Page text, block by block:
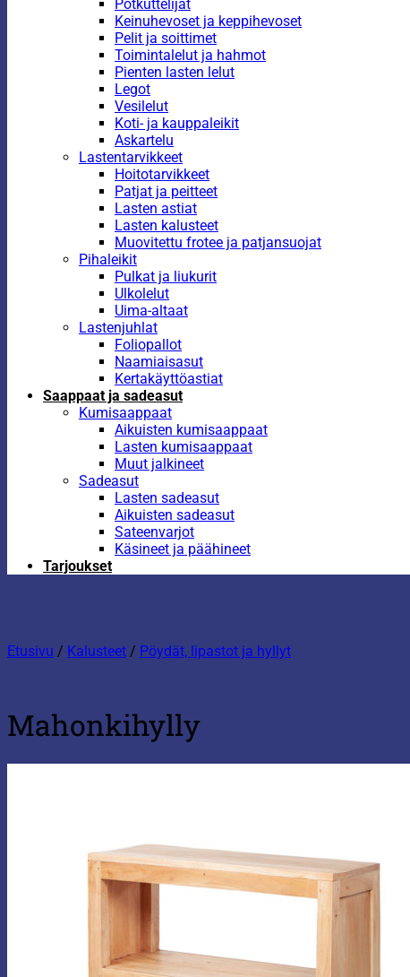
Potkuttelijat
Keinuhevoset ja keppihevoset
Pelit ja soittimet
Toimintalelut ja hahmot
Pienten lasten lelut
Legot
Vesilelut
Koti- ja kauppaleikit
Askartelu
Lastentarvikkeet
Hoitotarvikkeet
Patjat ja peitteet
Lasten astiat
Lasten kalusteet
Muovitettu frotee ja patjansuojat
Pihaleikit
Pulkat ja liukurit
Ulkolelut
Uima-altaat
Lastenjuhlat
Foliopallot
Naamiaisasut
Kertakäyttöastiat
Saappaat ja sadeasut
Kumisaappaat
Aikuisten kumisaappaat
Lasten kumisaappaat
Muut jalkineet
Sadeasut
Lasten sadeasut
Aikuisten sadeasut
Sateenvarjot
Käsineet ja päähineet
Tarjoukset
Etusivu / Kalusteet / Pöydät, lipastot ja hyllyt
Mahonkihylly